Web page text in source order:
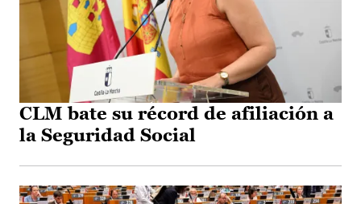
CLM bate su récord de afiliación a
la Seguridad Social